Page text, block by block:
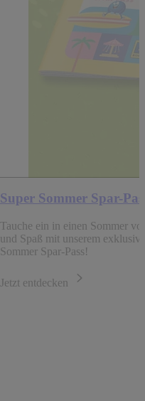
Super Sommer Spar-
Tauche ein in einen Sommer
und Spaß mit unserem
Sommer Spar-Pass!
Jetzt entdecken